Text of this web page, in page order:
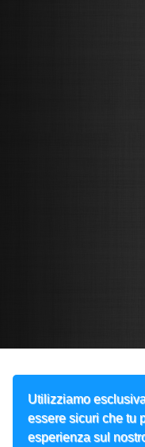
Utilizziamo
essere sicuri che tu
esperienza sul